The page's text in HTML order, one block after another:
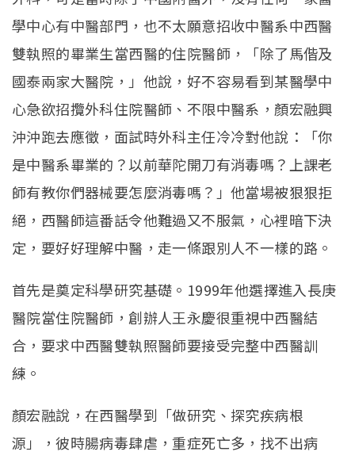
學中心有中醫部門，也不太願意招收中醫系中西醫
雙執照的畢業生當西醫的住院醫師，「除了馬偕及
國泰兩家大醫院，」他說，好不容易看到某醫學中
心急欲招攬外科住院醫師、不限中醫系，顏宏融興
沖沖跑去應徵，面試時外科主任冷冷對他說：「你
是中醫系畢業的？以前華陀開刀有消毒嗎？上課老
師有教你們器械要怎麼消毒嗎？」他當場被狠狠拒
絕，西醫師這番話令他難過又不服氣，心裡暗下決
定，要好好理解中醫，走一條跟別人不一樣的路。
首先是奠定科學研究基礎。1999年他選擇進入長庚
醫院當住院醫師，創辦人王永慶很重視中西醫結
合，要求中西醫雙執照醫師要接受完整中西醫訓
練。
顏宏融說，在西醫學到「做研究、探究疾病根
源」，彼時腸病毒肆虐，重症死亡多，找不出病